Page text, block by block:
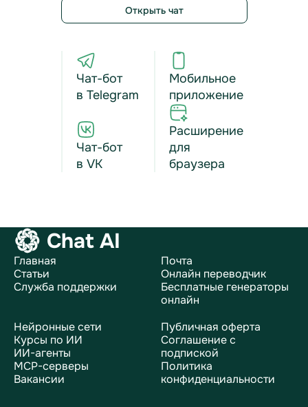
Открыть чат
Чат-бот
в Telegram
Чат-бот
в VK
Мобильное
приложение
Расширение
для
браузера
Chat AI
Главная
Статьи
Служба поддержки
Почта
Онлайн переводчик
Бесплатные генераторы
онлайн
Нейронные сети
Курсы по ИИ
ИИ-агенты
MCP-серверы
Вакансии
Публичная оферта
Соглашение с
подпиской
Политика
конфиденциальности